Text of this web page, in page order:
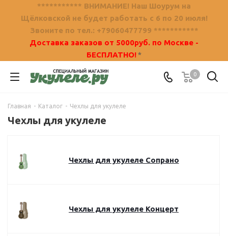
*********** ВНИМАНИЕ! Наш Шоурум на
Щёлковской не будет работать с 6 по 20 июля!
Звоните по тел.: +79060477799 ***********
Доставка заказов от 5000руб. по Москве -
БЕСПЛАТНО!*
0
Главная - Каталог - Чехлы для укулеле
Чехлы для укулеле
Чехлы для укулеле Сопрано
Чехлы для укулеле Концерт